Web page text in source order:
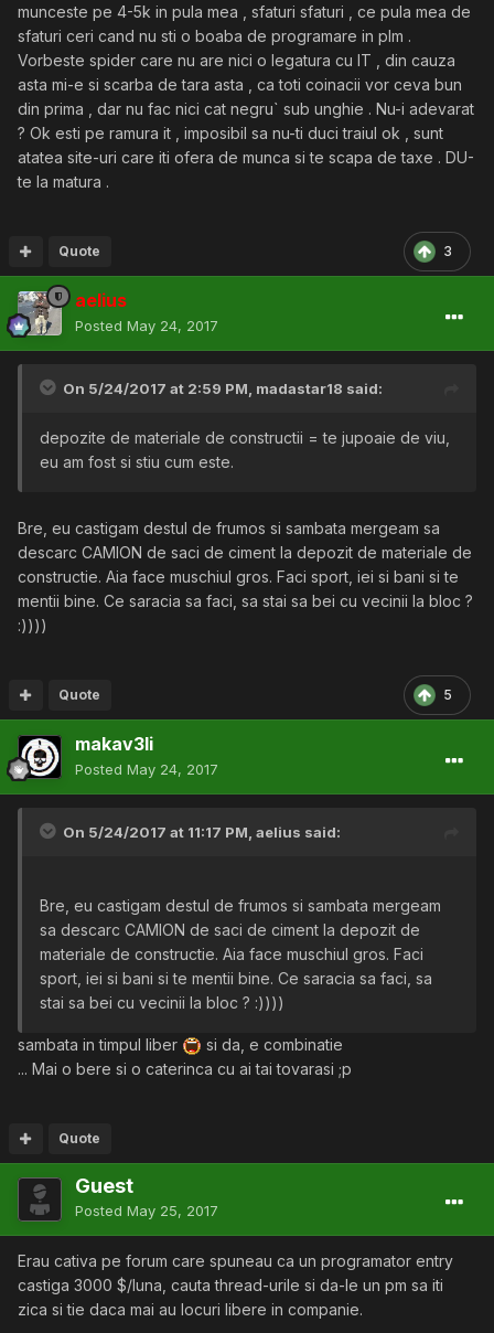
munceste pe 4-5k in pula mea , sfaturi sfaturi , ce pula mea de
sfaturi ceri cand nu sti o boaba de programare in plm .
Vorbeste spider care nu are nici o legatura cu IT , din cauza
asta mi-e si scarba de tara asta , ca toti coinacii vor ceva bun
din prima , dar nu fac nici cat negru` sub unghie . Nu-i adevarat
? Ok esti pe ramura it , imposibil sa nu-ti duci traiul ok , sunt
atatea site-uri care iti ofera de munca si te scapa de taxe . DU-
te la matura .
3
Quote
aelius
Posted May 24, 2017
On 5/24/2017 at 2:59 PM, madastar18 said:
depozite de materiale de constructii = te jupoaie de viu,
eu am fost si stiu cum este.
Bre, eu castigam destul de frumos si sambata mergeam sa
descarc CAMION de saci de ciment la depozit de materiale de
constructie. Aia face muschiul gros. Faci sport, iei si bani si te
mentii bine. Ce saracia sa faci, sa stai sa bei cu vecinii la bloc ?
:))))
5
Quote
makav3li
Posted May 24, 2017
On 5/24/2017 at 11:17 PM, aelius said:
Bre, eu castigam destul de frumos si sambata mergeam
sa descarc CAMION de saci de ciment la depozit de
materiale de constructie. Aia face muschiul gros. Faci
sport, iei si bani si te mentii bine. Ce saracia sa faci, sa
stai sa bei cu vecinii la bloc ? :))))
sambata in timpul liber
si da, e combinatie
... Mai o bere si o caterinca cu ai tai tovarasi ;p
Quote
Guest
Posted May 25, 2017
Erau cativa pe forum care spuneau ca un programator entry
castiga 3000 $/luna, cauta thread-urile si da-le un pm sa iti
zica si tie daca mai au locuri libere in companie.